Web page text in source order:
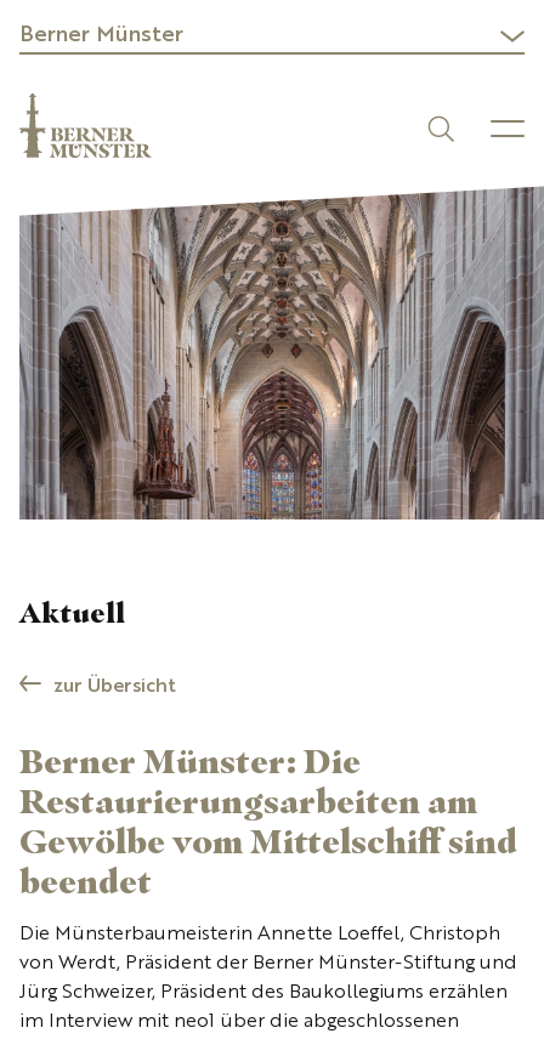
Berner Münster
Aktuell
zur Übersicht
Berner Münster: Die
Restaurierungsarbeiten am
Gewölbe vom Mittelschiff sind
beendet
Die Münsterbaumeisterin Annette Loeffel, Christoph
von Werdt, Präsident der Berner Münster-Stiftung und
Jürg Schweizer, Präsident des Baukollegiums erzählen
im Interview mit neo1 über die abgeschlossenen